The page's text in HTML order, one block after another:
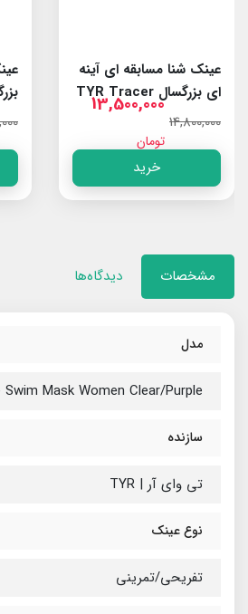
عینک شنا مسابقه ای آینه
ای بزرگسال TYR Tracer
X RZR Red/White
14,800,000
13,500,000
تومان
خرید
مشخصات دیدگاه‌ها
مدل
Swim Mask Women Clear/Purple
سازنده
تی وای آر | TYR
نوع عینک
تفریحی/تمرینی